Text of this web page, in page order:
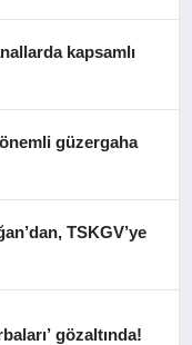
kapsamlı
güzergaha
TSKGV’ye
gözaltında!